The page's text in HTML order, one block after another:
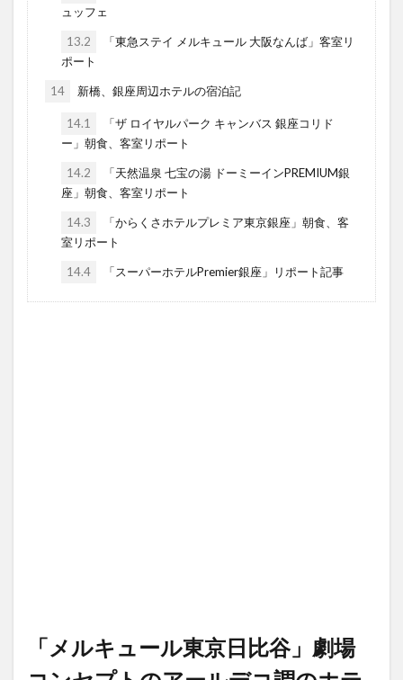
ュッフェ
13.2
「東急ステイ メルキュール 大阪なんば」客室リ
ポート
14 新橋、銀座周辺ホテルの宿泊記
14.1
「ザ ロイヤルパーク キャンバス 銀座コリド
ー」朝食、客室リポート
14.2
「天然温泉 七宝の湯 ドーミーインPREMIUM銀
座」朝食、客室リポート
14.3
「からくさホテルプレミア東京銀座」朝食、客
室リポート
14.4 「スーパーホテルPremier銀座」リポート記事
「メルキュール東京日比谷」劇場